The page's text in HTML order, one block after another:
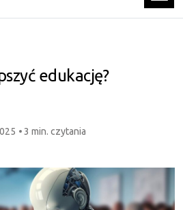
edukację?
3 min. czytania